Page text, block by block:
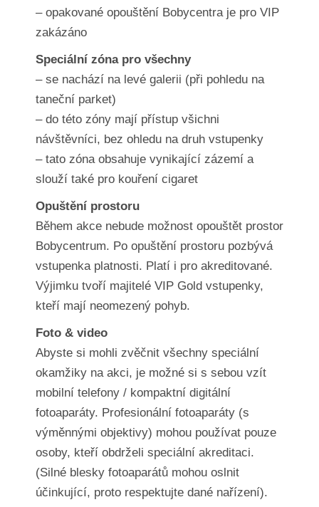
– opakované opouštění Bobycentra je pro VIP
zakázáno
Speciální zóna pro všechny
– se nachází na levé galerii (při pohledu na
taneční parket)
– do této zóny mají přístup všichni
návštěvníci, bez ohledu na druh vstupenky
– tato zóna obsahuje vynikající zázemí a
slouží také pro kouření cigaret
Opuštění prostoru
Během akce nebude možnost opouštět prostor
Bobycentrum. Po opuštění prostoru pozbývá
vstupenka platnosti. Platí i pro akreditované.
Výjimku tvoří majitelé VIP Gold vstupenky,
kteří mají neomezený pohyb.
Foto & video
Abyste si mohli zvěčnit všechny speciální
okamžiky na akci, je možné si s sebou vzít
mobilní telefony / kompaktní digitální
fotoaparáty. Profesionální fotoaparáty (s
výměnnými objektivy) mohou používat pouze
osoby, kteří obdrželi speciální akreditaci.
(Silné blesky fotoaparátů mohou oslnit
účinkující, proto respektujte dané nařízení).